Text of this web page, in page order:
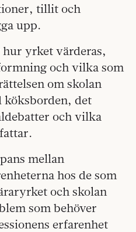
tillit och
upp.
yrket värderas,
och vilka som
om skolan
köksborden, det
och vilka
mellan
hos de som
och skolan
som behöver
erfarenhet